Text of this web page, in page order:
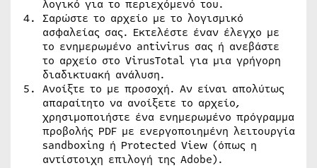
λογικό για το περιεχόμενό του.
Σαρώστε το αρχείο με το λογισμικό
ασφαλείας σας. Εκτελέστε έναν έλεγχο με
το ενημερωμένο antivirus σας ή ανεβάστε
το αρχείο στο VirusTotal για μια γρήγορη
διαδικτυακή ανάλυση.
Ανοίξτε το με προσοχή. Αν είναι απολύτως
απαραίτητο να ανοίξετε το αρχείο,
χρησιμοποιήστε ένα ενημερωμένο πρόγραμμα
προβολής PDF με ενεργοποιημένη λειτουργία
sandboxing ή Protected View (όπως η
αντίστοιχη επιλογή της Adobe).